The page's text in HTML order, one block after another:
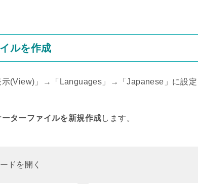
ルを作成
示(View)」→「Languages」→「Japanese」に設定
ターファイルを新規作成します。
ドを開く